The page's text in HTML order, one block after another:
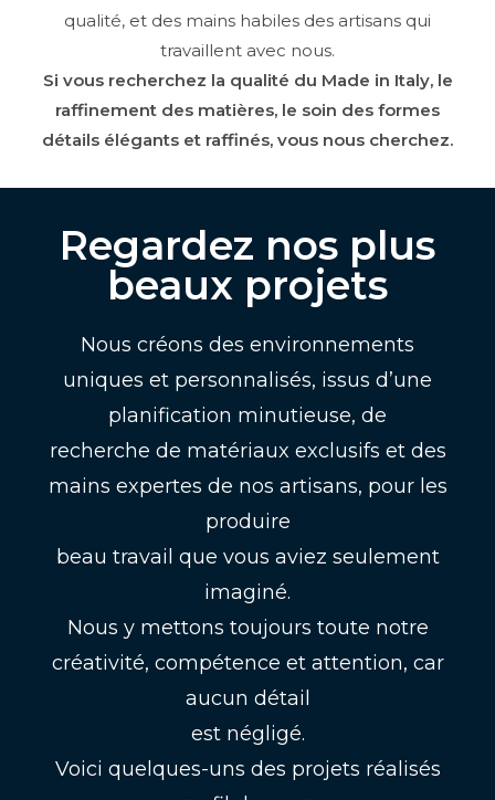
qualité, et des mains habiles des artisans qui
travaillent avec nous.
Si vous recherchez la qualité du Made in Italy, le
raffinement des matières, le soin des formes
détails élégants et raffinés, vous nous cherchez.
Regardez nos plus
beaux projets
Nous créons des environnements
uniques et personnalisés, issus d’une
planification minutieuse, de
recherche de matériaux exclusifs et des
mains expertes de nos artisans, pour les
produire
beau travail que vous aviez seulement
imaginé.
Nous y mettons toujours toute notre
créativité, compétence et attention, car
aucun détail
est négligé.
Voici quelques-uns des projets réalisés